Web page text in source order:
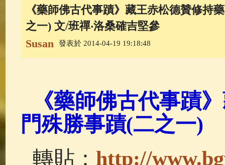
釋迦牟尼佛傳(69) 生活禪(68)
善財童子五十三參(57)
《藥師佛古代事蹟》藏王赤松德贊修持
之一) 文/班禪‧洛桑確吉堅參
Susan
發表於 2014-04-19 19:18:48
《藥師佛古代事蹟》
門殊勝事蹟(二之一)
轉貼： http://